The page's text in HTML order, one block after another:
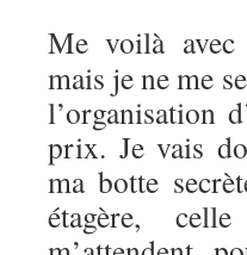
Me voilà
mais je ne me
l’organisation
prix. Je vais
ma botte
étagère,